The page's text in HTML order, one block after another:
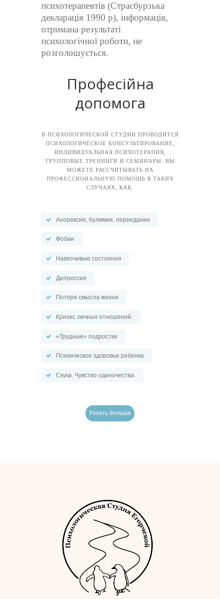
психотерапевтів (Страсбурзька
декларація 1990 р), інформація,
отримана результаті
психологічної роботи, не
розголошується.
Професійна
допомога
В ПСИХОЛОГИЧЕСКОЙ СТУДИИ ПРОВОДИТСЯ
ПСИХОЛОГИЧЕСКОЕ КОНСУЛЬТИРОВАНИЕ,
ИНДИВИДУАЛЬНАЯ ПСИХОТЕРАПИЯ,
ГРУППОВЫЕ ТРЕНИНГИ И СЕМИНАРЫ. ВЫ
МОЖЕТЕ РАССЧИТЫВАТЬ НА
ПРОФЕССИОНАЛЬНУЮ ПОМОЩЬ В ТАКИХ
СЛУЧАЯХ, КАК:
Анорексия, булимия, переедание
Фобии
Навязчивые состояния
Депрессия
Потеря смысла жизни
Кризис личных отношений.
«Трудные» подростки
Психическое здоровье ребенка
Скука. Чувство одиночества.
Узнать больше